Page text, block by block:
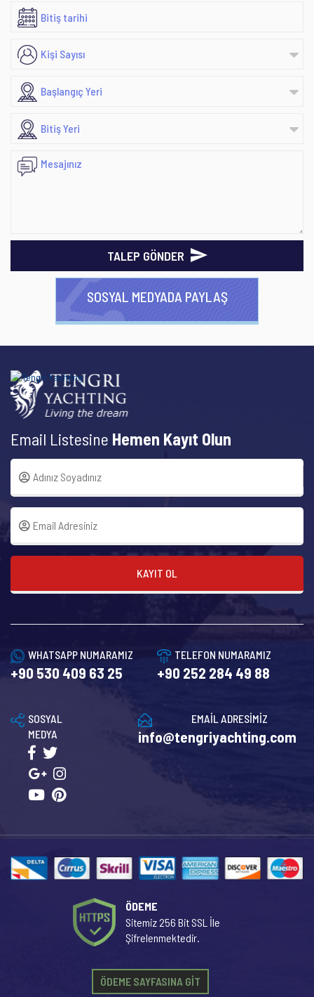
TALEP GÖNDER
SOSYAL MEDYADA PAYLAŞ
Email Listesine Hemen Kayıt Olun
KAYIT OL
WHATSAPP NUMARAMIZ
+90 530 409 63 25
TELEFON NUMARAMIZ
+90 252 284 49 88
EMAİL ADRESİMİZ
info@tengriyachting.com
SOSYAL
MEDYA
ÖDEME
Sitemiz 256 Bit SSL İle
Şifrelenmektedir.
ÖDEME SAYFASINA GİT